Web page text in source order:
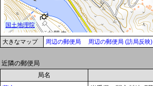
大きなマップ 周辺の郵便局 周辺の郵便局 (訪局反映)
近隣の郵便局
局名